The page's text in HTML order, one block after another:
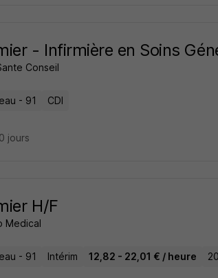
- Infirmière en Soins
Conseil
- 91 CDI
jours
H/F
Medical
- 91 Intérim 12,82 - 22,01 € / heure